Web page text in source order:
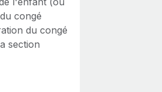
congé
du congé
section